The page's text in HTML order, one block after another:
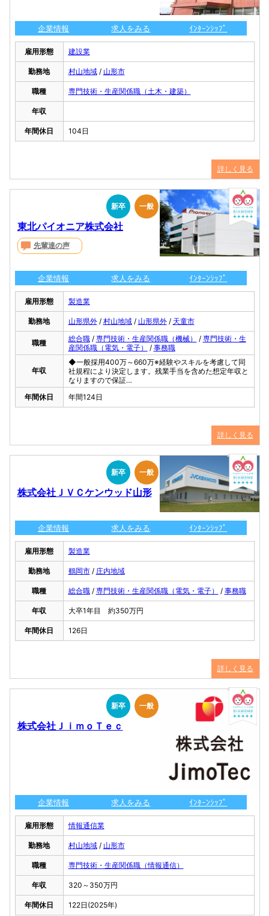
企業情報 求人をみる ｲﾝﾀｰﾝｼｯﾌﾟ
雇用形態 建設業
勤務地 村山地域/ 山形市
職種 専門技術・生産関係職（土木・建築）
年収
年間休日 104日
詳しく見る
新卒 一般
東北パイオニア株式会社
先輩達の声
企業情報 求人をみる ｲﾝﾀｰﾝｼｯﾌﾟ
雇用形態 製造業
勤務地 山形県外/ 村山地域/ 山形県外/ 天童市
職種 総合職/ 専門技術・生産関係職（機械） / 専門技術・生
産関係職（電気・電子）
/ 事務職
年収
◆一般採用400万～660万※経験やスキルを考慮して同
社規程により決定します。残業手当を含めた想定年収と
なりますので保証…
年間休日
年間124日
詳しく見る
新卒 一般
株式会社ＪＶＣケンウッド山形
企業情報 求人をみる ｲﾝﾀｰﾝｼｯﾌﾟ
雇用形態 製造業
勤務地 鶴岡市/ 庄内地域
職種 総合職/ 専門技術・生産関係職（電気・電子） / 事務職
年収 大卒1年目 約350万円
年間休日 126日
詳しく見る
新卒 一般
株式会社ＪｉｍｏＴｅｃ
企業情報 求人をみる ｲﾝﾀｰﾝｼｯﾌﾟ
雇用形態 情報通信業
勤務地 村山地域/ 山形市
職種 専門技術・生産関係職（情報通信）
年収 320～350万円
年間休日 122日(2025年)